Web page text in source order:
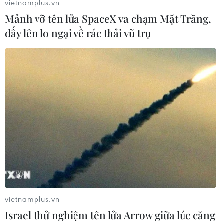
#Fiat #Fleet World
#Fleet World Honours 2011
#Thành phố #Chi phí vận hành
Theo dõi VietnamPlus
vietnamplus.vn
Mảnh vỡ tên lửa SpaceX va chạm Mặt Trăng,
dấy lên lo ngại về rác thải vũ trụ
vietnamplus.vn
Israel thử nghiệm tên lửa Arrow giữa lúc căng